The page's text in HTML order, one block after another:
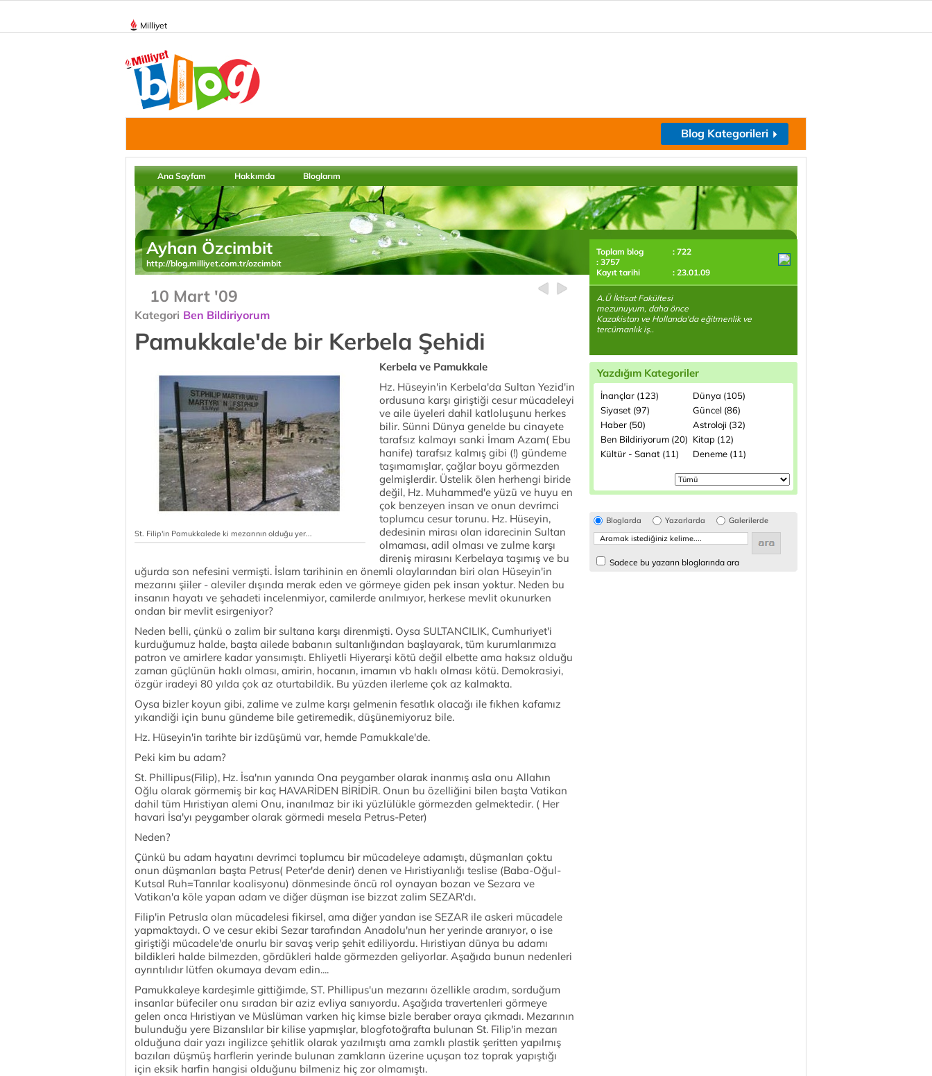
Milliyet
Blog Kategorileri
Ana Sayfam Hakkımda Bloglarım
Ayhan Özcimbit
http://blog.milliyet.com.tr/ozcimbit
10 Mart '09
Kategori Ben Bildiriyorum
Pamukkale'de bir Kerbela Şehidi
St. Filip'in Pamukkalede ki mezarının olduğu yer...
Kerbela ve Pamukkale
Hz. Hüseyin'in Kerbela'da Sultan Yezid'in
ordusuna karşı giriştiği cesur mücadeleyi
ve aile üyeleri dahil katloluşunu herkes
bilir. Sünni Dünya genelde bu cinayete
tarafsız kalmayı sanki İmam Azam( Ebu
hanife) tarafsız kalmış gibi (!) gündeme
taşımamışlar, çağlar boyu görmezden
gelmişlerdir. Üstelik ölen herhengi biride
değil, Hz. Muhammed'e yüzü ve huyu en
çok benzeyen insan ve onun devrimci
toplumcu cesur torunu. Hz. Hüseyin,
dedesinin mirası olan idarecinin Sultan
olmaması, adil olması ve zulme karşı
direniş mirasını Kerbelaya taşımış ve bu
uğurda son nefesini vermişti. İslam tarihinin en önemli olaylarından biri olan Hüseyin'in
mezarını şiiler - aleviler dışında merak eden ve görmeye giden pek insan yoktur. Neden bu
insanın hayatı ve şehadeti incelenmiyor, camilerde anılmıyor, herkese mevlit okunurken
ondan bir mevlit esirgeniyor?
Neden belli, çünkü o zalim bir sultana karşı direnmişti. Oysa SULTANCILIK, Cumhuriyet'i
kurduğumuz halde, başta ailede babanın sultanlığından başlayarak, tüm kurumlarımıza
patron ve amirlere kadar yansımıştı. Ehliyetli Hiyerarşi kötü değil elbette ama haksız olduğu
zaman güçlünün haklı olması, amirin, hocanın, imamın vb haklı olması kötü. Demokrasiyi,
özgür iradeyi 80 yılda çok az oturtabildik. Bu yüzden ilerleme çok az kalmakta.
Oysa bizler koyun gibi, zalime ve zulme karşı gelmenin fesatlık olacağı ile fıkhen kafamız
yıkandiği için bunu gündeme bile getiremedik, düşünemiyoruz bile.
Hz. Hüseyin'in tarihte bir izdüşümü var, hemde Pamukkale'de.
Peki kim bu adam?
St. Phillipus(Filip), Hz. İsa'nın yanında Ona peygamber olarak inanmış asla onu Allahın
Oğlu olarak görmemiş bir kaç HAVARİDEN BİRİDİR. Onun bu özelliğini bilen başta Vatikan
dahil tüm Hıristiyan alemi Onu, inanılmaz bir iki yüzlülükle görmezden gelmektedir. ( Her
havari İsa'yı peygamber olarak görmedi mesela Petrus-Peter)
Neden?
Çünkü bu adam hayatını devrimci toplumcu bir mücadeleye adamıştı, düşmanları çoktu
onun düşmanları başta Petrus( Peter'de denir) denen ve Hıristiyanlığı teslise (Baba-Oğul-
Kutsal Ruh=Tanrılar koalisyonu) dönmesinde öncü rol oynayan bozan ve Sezara ve
Vatikan'a köle yapan adam ve diğer düşman ise bizzat zalim SEZAR'dı.
Filip'in Petrusla olan mücadelesi fikirsel, ama diğer yandan ise SEZAR ile askeri mücadele
yapmaktaydı. O ve cesur ekibi Sezar tarafından Anadolu'nun her yerinde aranıyor, o ise
giriştiği mücadele'de onurlu bir savaş verip şehit ediliyordu. Hıristiyan dünya bu adamı
bildikleri halde bilmezden, gördükleri halde görmezden geliyorlar. Aşağıda bunun nedenleri
ayrıntılıdır lütfen okumaya devam edin....
Pamukkaleye kardeşimle gittiğimde, ST. Phillipus'un mezarını özellikle aradım, sorduğum
insanlar büfeciler onu sıradan bir aziz evliya sanıyordu. Aşağıda travertenleri görmeye
gelen onca Hıristiyan ve Müslüman varken hiç kimse bizle beraber oraya çıkmadı. Mezarının
bulunduğu yere Bizanslılar bir kilise yapmışlar, blogfotoğrafta bulunan St. Filip'in mezarı
olduğuna dair yazı ingilizce şehitlik olarak yazılmıştı ama zamklı plastik şeritten yapılmış
bazıları düşmüş harflerin yerinde bulunan zamkların üzerine uçuşan toz toprak yapıştığı
için eksik harfin hangisi olduğunu bilmeniz hiç zor olmamıştı.
Toplam blog
: 722
: 3757
Kayıt tarihi
: 23.01.09
A.Ü İktisat Fakültesi
mezunuyum, daha önce
Kazakistan ve Hollanda'da eğitmenlik ve
tercümanlık iş..
Yazdığım Kategoriler
İnançlar (123)
Dünya (105)
Siyaset (97)
Güncel (86)
Haber (50)
Astroloji (32)
Ben Bildiriyorum (20) Kitap (12)
Kültür - Sanat (11)
Deneme (11)
Bloglarda Yazarlarda Galerilerde
Sadece bu yazarın bloglarında ara